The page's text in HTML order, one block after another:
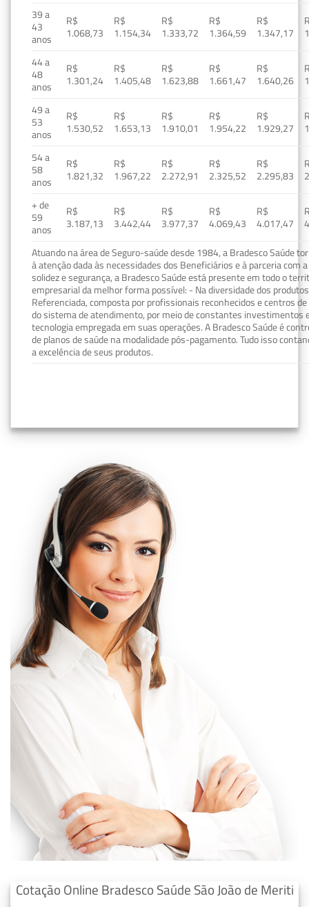
39 a
43
anos
R$
1.068,73
R$
1.154,34
R$
1.333,72
R$
1.364,59
R$
1.347,17
44 a
48
anos
R$
1.301,24
R$
1.405,48
R$
1.623,88
R$
1.661,47
R$
1.640,26
49 a
53
anos
R$
1.530,52
R$
1.653,13
R$
1.910,01
R$
1.954,22
R$
1.929,27
54 a
58
anos
R$
1.821,32
R$
1.967,22
R$
2.272,91
R$
2.325,52
R$
2.295,83
+ de
59
anos
R$
3.187,13
R$
3.442,44
R$
3.977,37
R$
4.069,43
R$
4.017,47
Atuando na área de Seguro-saúde desde 1984, a Bradesco Saúde
à atenção dada às necessidades dos Beneficiários e à parceria com
solidez e segurança, a Bradesco Saúde está presente em todo o
empresarial da melhor forma possível: - Na diversidade dos
Referenciada, composta por profissionais reconhecidos e centros
do sistema de atendimento, por meio de constantes investimentos
tecnologia empregada em suas operações. A Bradesco Saúde é
de planos de saúde na modalidade pós-pagamento. Tudo isso
a excelência de seus produtos.
Cotação Online Bradesco Saúde São João de Meriti